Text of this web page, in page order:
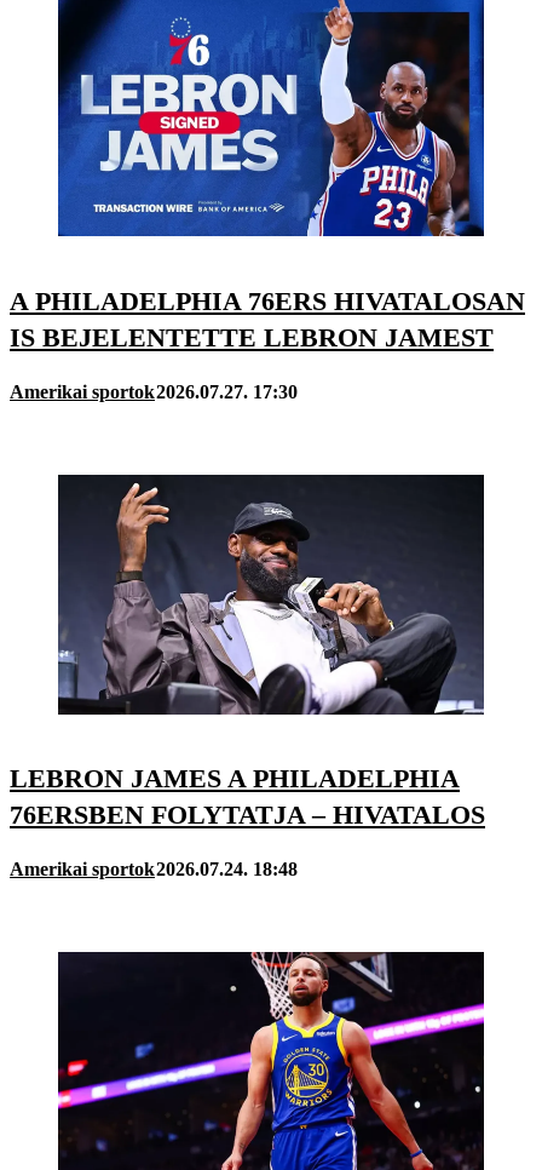
A PHILADELPHIA 76ERS HIVATALOSAN
IS BEJELENTETTE LEBRON JAMEST
Amerikai sportok2026.07.27. 17:30
LEBRON JAMES A PHILADELPHIA
76ERSBEN FOLYTATJA – HIVATALOS
Amerikai sportok2026.07.24. 18:48